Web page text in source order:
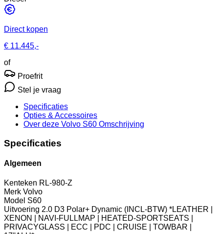
Direct kopen
€ 11.445,-
of
Proefrit
Stel je vraag
Specificaties
Opties & Accessoires
Over deze Volvo S60 Omschrijving
Specificaties
Algemeen
Kenteken RL-980-Z
Merk Volvo
Model S60
Uitvoering 2.0 D3 Polar+ Dynamic (INCL-BTW) *LEATHER |
XENON | NAVI-FULLMAP | HEATED-SPORTSEATS |
PRIVACYGLASS | ECC | PDC | CRUISE | TOWBAR |